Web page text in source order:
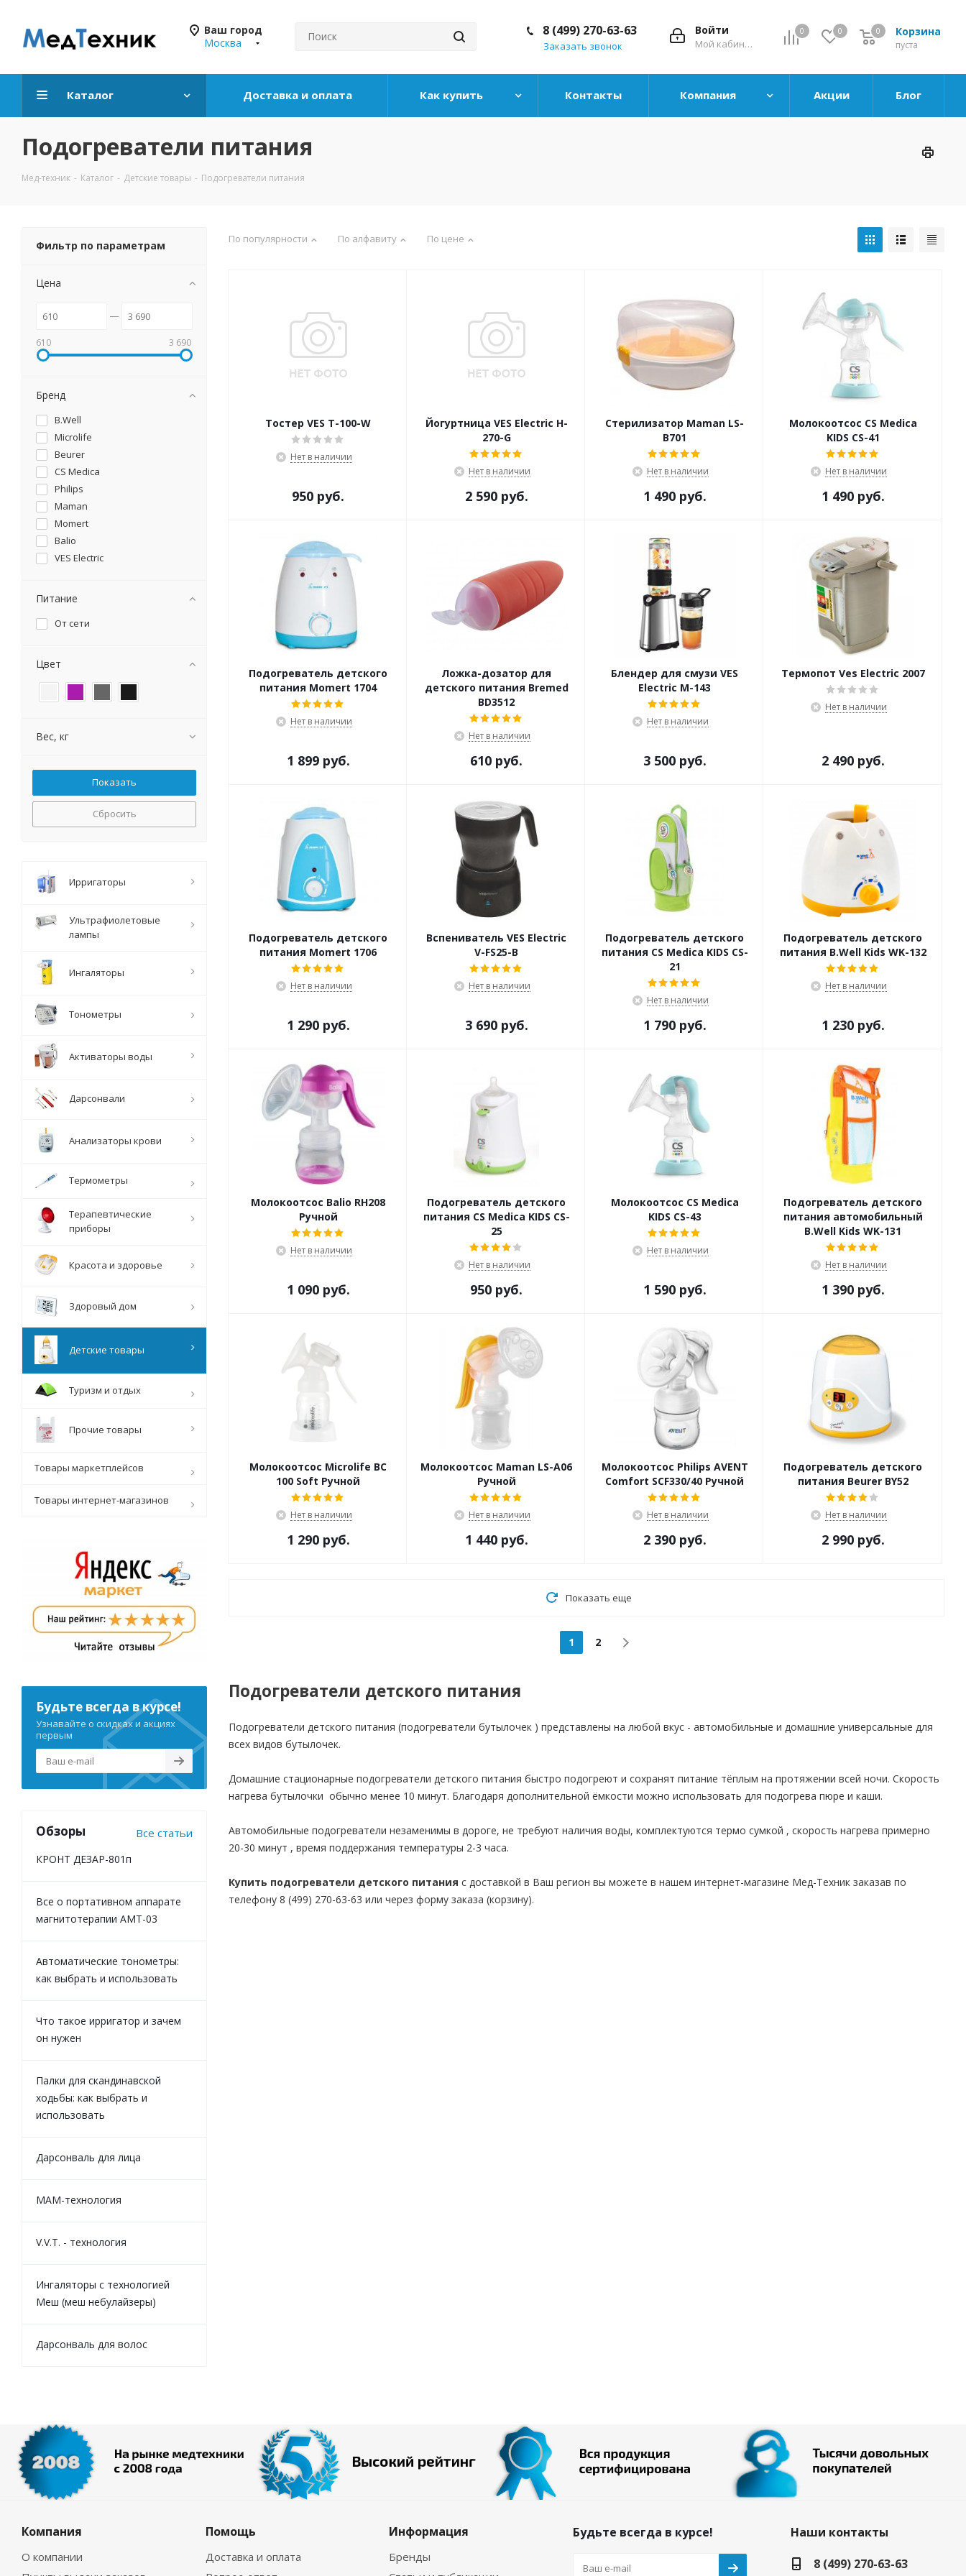
Ваш город
Москва
0 0 Корзина
0
пуста
0
Войти
Мой кабинет
8 (499) 270-63-63
Заказать звонок
Каталог Доставка и оплата Как купить Контакты Компания Акции Блог
Подогреватели питания
Мед-техник - Каталог - Детские товары - Подогреватели питания
По популярности По алфавиту По цене
Тостер VES T-100-W
Нет в наличии
950 руб.
Йогуртница VES Electric H-
270-G
Нет в наличии
2 590 руб.
Стерилизатор Maman LS-
B701
Нет в наличии
1 490 руб.
Молокоотсос CS Medica
KIDS CS-41
Нет в наличии
1 490 руб.
Подогреватель детского
питания Momert 1704
Нет в наличии
1 899 руб.
Ложка-дозатор для
детского питания Bremed
BD3512
Нет в наличии
610 руб.
Блендер для смузи VES
Electric M-143
Нет в наличии
3 500 руб.
Термопот Ves Electric 2007
Нет в наличии
2 490 руб.
Подогреватель детского
питания Momert 1706
Нет в наличии
1 290 руб.
Вспениватель VES Electric
V-FS25-B
Нет в наличии
3 690 руб.
Подогреватель детского
питания CS Medica KIDS CS-
21
Нет в наличии
1 790 руб.
Подогреватель детского
питания B.Well Kids WK-132
Нет в наличии
1 230 руб.
Молокоотсос Balio RH208
Ручной
Нет в наличии
1 090 руб.
Подогреватель детского
питания CS Medica KIDS CS-
25
Нет в наличии
950 руб.
Молокоотсос CS Medica
KIDS CS-43
Нет в наличии
1 590 руб.
Подогреватель детского
питания автомобильный
B.Well Kids WK-131
Нет в наличии
1 390 руб.
Молокоотсос Microlife BC
100 Soft Ручной
Нет в наличии
1 290 руб.
Молокоотсос Maman LS-A06
Ручной
Нет в наличии
1 440 руб.
Молокоотсос Philips AVENT
Comfort SCF330/40 Ручной
Нет в наличии
2 390 руб.
Подогреватель детского
питания Beurer BY52
Нет в наличии
2 990 руб.
Показать еще
1 2
Подогреватели детского питания
Подогреватели детского питания (подогреватели бутылочек ) представлены на любой вкус - автомобильные и домашние универсальные для
всех видов бутылочек.
Домашние стационарные подогреватели детского питания быстро подогреют и сохранят питание тёплым на протяжении всей ночи. Скорость
нагрева бутылочки обычно менее 10 минут. Благодаря дополнительной ёмкости можно использовать для подогрева пюре и каши.
Автомобильные подогреватели незаменимы в дороге, не требуют наличия воды, комплектуются термо сумкой , скорость нагрева примерно
20-30 минут , время поддержания температуры 2-3 часа.
Купить подогреватели детского питания с доставкой в Ваш регион вы можете в нашем интернет-магазине Мед-Техник заказав по
телефону 8 (499) 270-63-63 или через форму заказа (корзину).
Фильтр по параметрам
Цена
610 3 690
Бренд
B.Well
Microlife
Beurer
CS Medica
Philips
Maman
Momert
Balio
VES Electric
Питание
От сети
Цвет
Вес, кг
Сбросить
Ирригаторы
Ультрафиолетовые
лампы
Ингаляторы
Тонометры
Активаторы воды
Дарсонвали
Анализаторы крови
Термометры
Терапевтические
приборы
Красота и здоровье
Здоровый дом
Детские товары
Туризм и отдых
Прочие товары
Товары маркетплейсов
Товары интернет-магазинов
Будьте всегда в курсе!
Узнавайте о скидках и акциях
первым
Обзоры Все статьи
КРОНТ ДЕЗАР-801п
Все о портативном аппарате
магнитотерапии АМТ-03
Автоматические тонометры:
как выбрать и использовать
Что такое ирригатор и зачем
он нужен
Палки для скандинавской
ходьбы: как выбрать и
использовать
Дарсонваль для лица
MAM-технология
V.V.T. - технология
Ингаляторы с технологией
Меш (меш небулайзеры)
Дарсонваль для волос
Компания
О компании
Помощь
Доставка и оплата
Информация
Бренды
Будьте всегда в курсе!
Наши контакты
8 (499) 270-63-63